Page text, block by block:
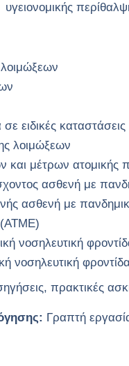
ειδικές
λοιμώξεων
και μέτρων ατομικής
ασθενή με
ασθενή με
(ΑΤΜΕ)
νοσηλευτική
νοσηλευτική
πρακτικές
Γραπτή